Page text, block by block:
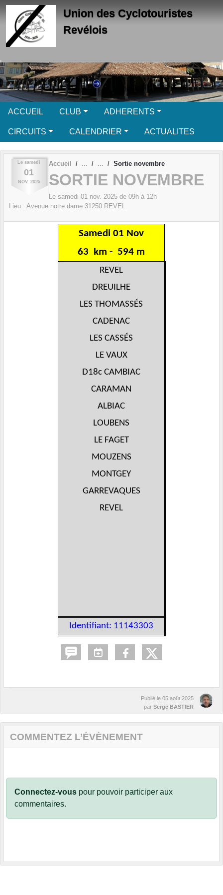
Union des Cyclotouristes
Revélois
ACCUEIL CLUB ADHERENTS
CIRCUITS CALENDRIER ACTUALITES
Le samedi
01
NOV. 2025
Accueil Sortie novembre
SORTIE NOVEMBRE
Le samedi 01 nov. 2025 de 09h à 12h
Lieu : Avenue notre dame 31250 REVEL
Samedi 01 Nov
63 km - 594 m
REVEL
DREUILHE
LES THOMASSÉS
CADENAC
LES CASSÉS
LE VAUX
D18c CAMBIAC
CARAMAN
ALBIAC
LOUBENS
LE FAGET
MOUZENS
MONTGEY
GARREVAQUES
REVEL
Identifiant: 11143303
Publié le 05 août 2025
par Serge BASTIER
COMMENTEZ L’ÉVÈNEMENT
Connectez-vous pour pouvoir participer aux
commentaires.
Panneau de gestion des cookies